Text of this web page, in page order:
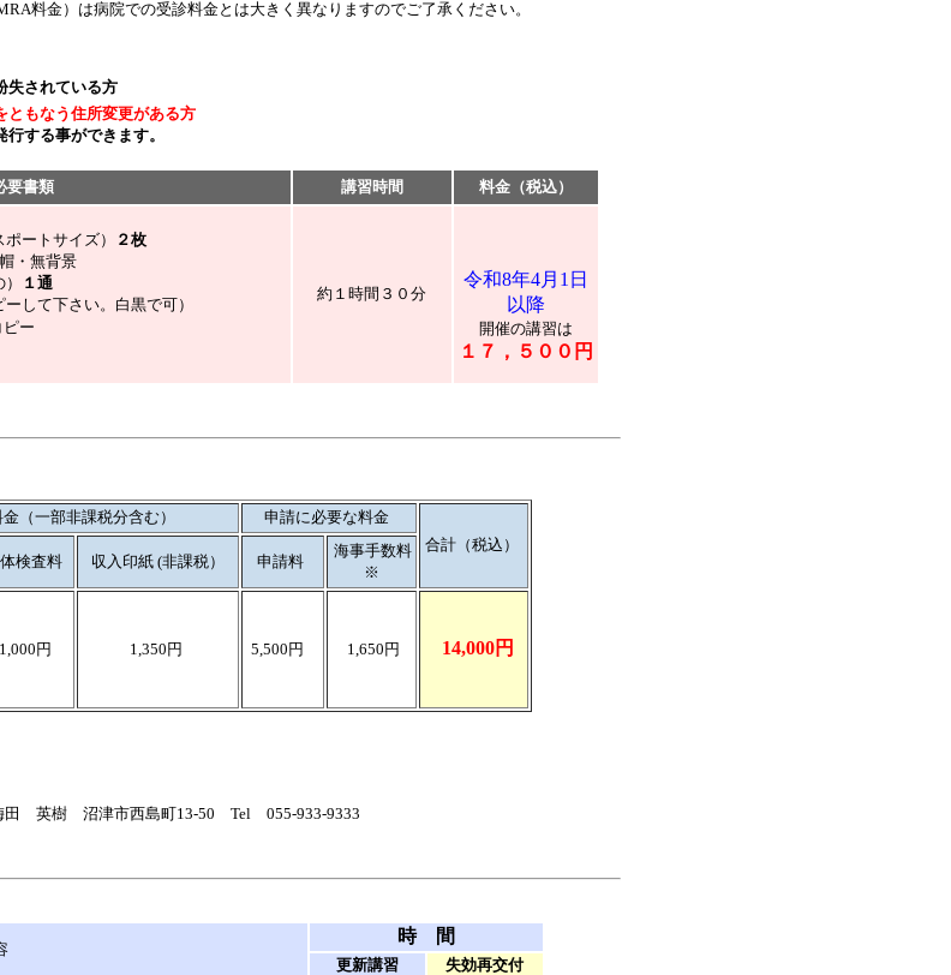
料金）は病院での受診料金とは大きく異なりますのでご了承ください。
失されている方
ともなう住所変更がある方
行する事ができます。
要書類 講習時間 料金（税込）
ートサイズ）
２枚
・無背景
１通
して下さい。白黒で可）
ー
約１時間３０分
令和8年4月1日
以降
開催の講習は
１７，５００円
（一部非課税分含む）
申請に必要な料金
合計（税込）
検査料 収入印紙 (非課税） 申請料
海事手数料
※
1,000円 1,350円 5,500円 1,650円 14,000円
島町13-50 Tel 055-933-9333
時 間
更新講習 失効再交付